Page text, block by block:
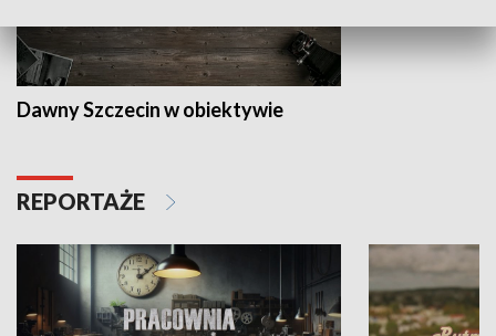
Dawny Szczecin w obiektywie
REPORTAŻE